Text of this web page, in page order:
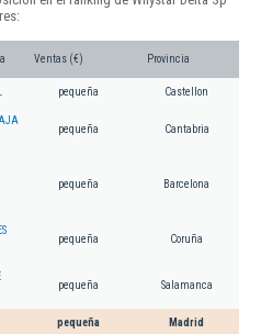
Ventas (€) Provincia
pequeña Castellon
pequeña Cantabria
pequeña Barcelona
pequeña Coruña
pequeña Salamanca
pequeña Madrid